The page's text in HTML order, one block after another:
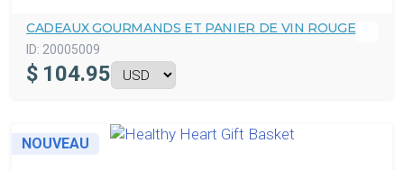
CADEAUX GOURMANDS ET PANIER DE VIN ROUGE
ID: 20005009
$ 104.95
NOUVEAU